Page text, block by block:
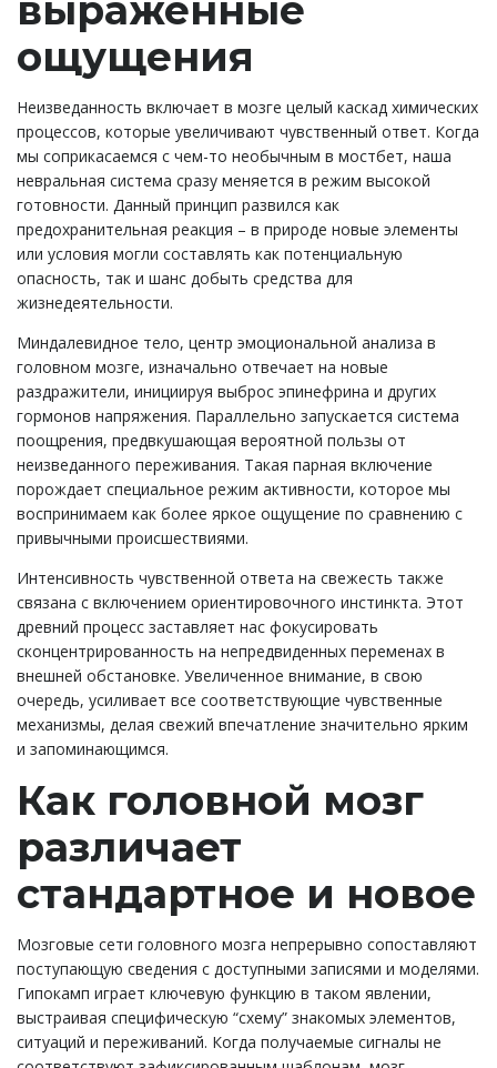
ощущения
Неизведанность включает в мозге целый каскад химических
процессов, которые увеличивают чувственный ответ. Когда
мы соприкасаемся с чем-то необычным в мостбет, наша
невральная система сразу меняется в режим высокой
готовности. Данный принцип развился как
предохранительная реакция – в природе новые элементы
или условия могли составлять как потенциальную
опасность, так и шанс добыть средства для
жизнедеятельности.
Миндалевидное тело, центр эмоциональной анализа в
головном мозге, изначально отвечает на новые
раздражители, инициируя выброс эпинефрина и других
гормонов напряжения. Параллельно запускается система
поощрения, предвкушающая вероятной пользы от
неизведанного переживания. Такая парная включение
порождает специальное режим активности, которое мы
воспринимаем как более яркое ощущение по сравнению с
привычными происшествиями.
Интенсивность чувственной ответа на свежесть также
связана с включением ориентировочного инстинкта. Этот
древний процесс заставляет нас фокусировать
сконцентрированность на непредвиденных переменах в
внешней обстановке. Увеличенное внимание, в свою
очередь, усиливает все соответствующие чувственные
механизмы, делая свежий впечатление значительно ярким
и запоминающимся.
Как головной мозг
различает
стандартное и новое
Мозговые сети головного мозга непрерывно сопоставляют
поступающую сведения с доступными записями и моделями.
Гипокамп играет ключевую функцию в таком явлении,
выстраивая специфическую “схему” знакомых элементов,
ситуаций и переживаний. Когда получаемые сигналы не